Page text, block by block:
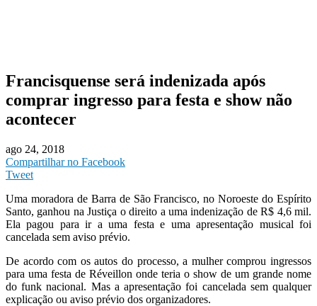
Francisquense será indenizada após
comprar ingresso para festa e show não
acontecer
ago 24, 2018
Compartilhar no Facebook
Tweet
Uma moradora de Barra de São Francisco, no Noroeste do Espírito
Santo, ganhou na Justiça o direito a uma indenização de R$ 4,6 mil.
Ela pagou para ir a uma festa e uma apresentação musical foi
cancelada sem aviso prévio.
De acordo com os autos do processo, a mulher comprou ingressos
para uma festa de Réveillon onde teria o show de um grande nome
do funk nacional. Mas a apresentação foi cancelada sem qualquer
explicação ou aviso prévio dos organizadores.